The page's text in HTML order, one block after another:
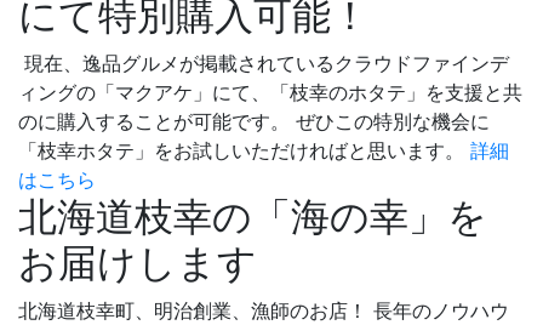
にて特別購入可能！
現在、逸品グルメが掲載されているクラウドファインデ
ィングの「マクアケ」にて、「枝幸のホタテ」を支援と共
のに購入することが可能です。 ぜひこの特別な機会に
「枝幸ホタテ」をお試しいただければと思います。 詳細
はこちら
北海道枝幸の「海の幸」を
お届けします
北海道枝幸町、明治創業、漁師のお店！ 長年のノウハウ